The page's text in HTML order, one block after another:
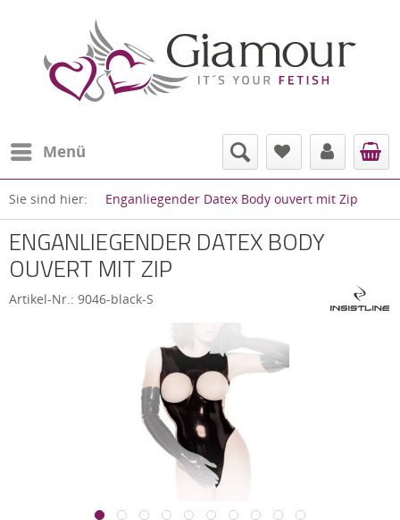
Menü
Sie sind hier: Enganliegender Datex Body ouvert mit Zip
ENGANLIEGENDER DATEX BODY
OUVERT MIT ZIP
Artikel-Nr.: 9046-black-S